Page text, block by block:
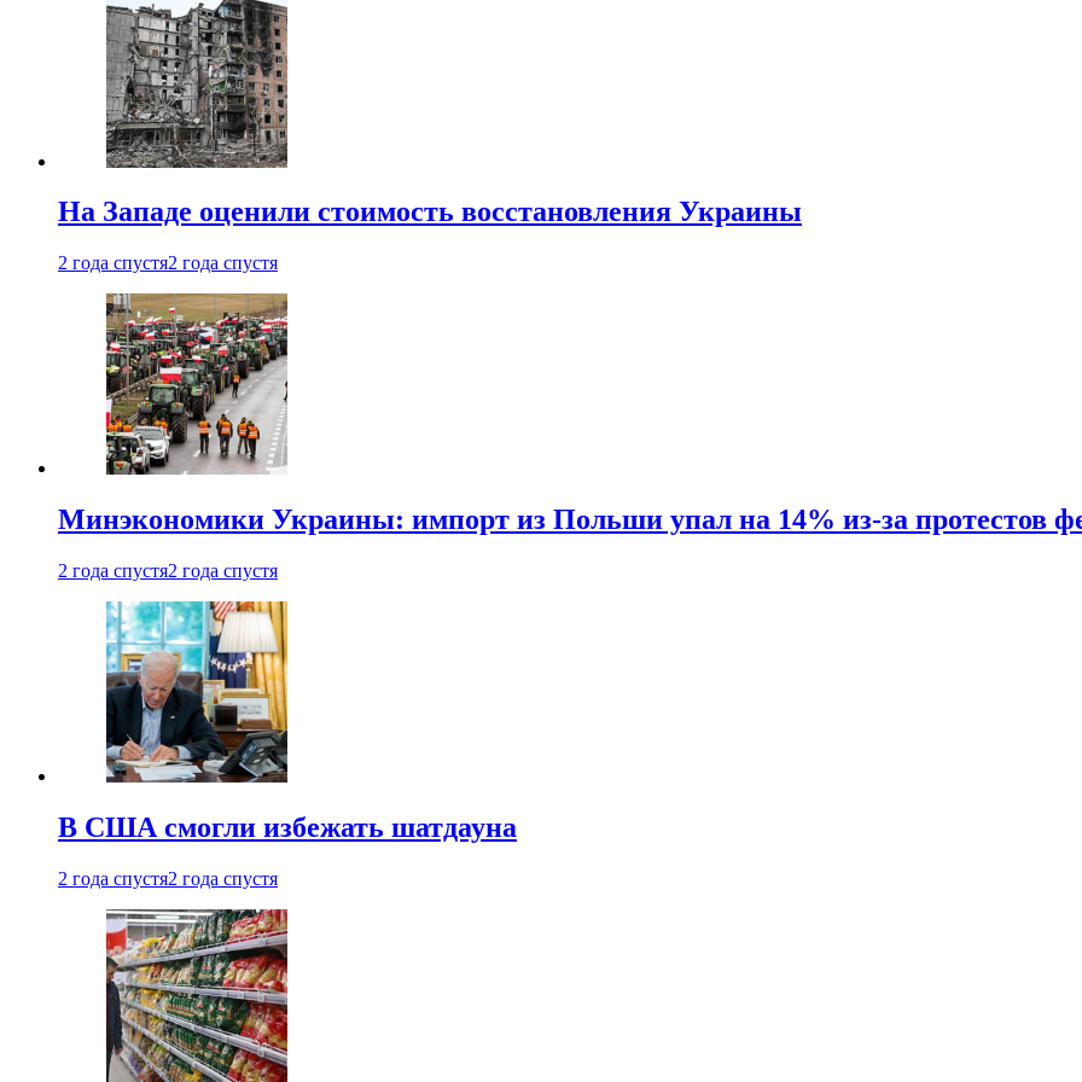
На Западе оценили стоимость восстановления Украины
2 года спустя2 года спустя
Минэкономики Украины: импорт из Польши упал на 14% из-за протестов
2 года спустя2 года спустя
В США смогли избежать шатдауна
2 года спустя2 года спустя